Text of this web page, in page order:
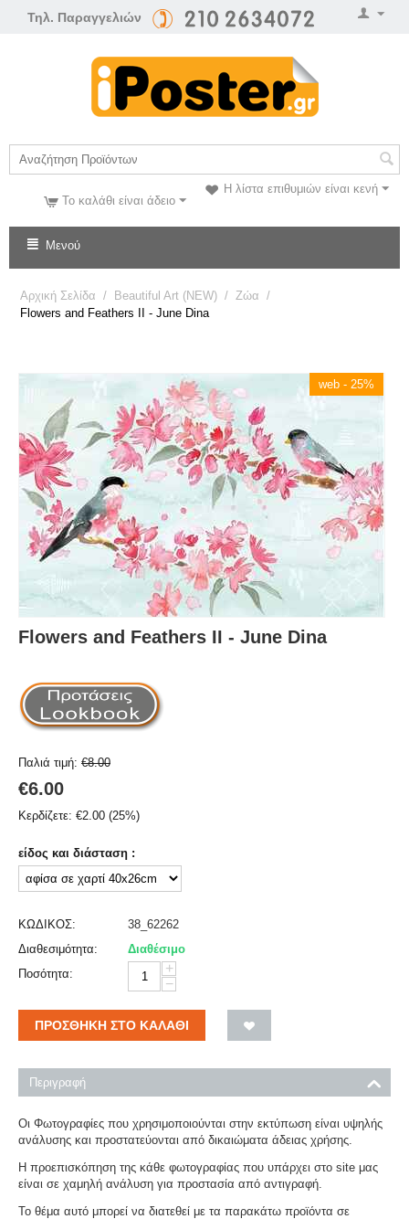
Τηλ. Παραγγελιών
Η λίστα επιθυμιών είναι κενή
Το καλάθι είναι άδειο
Μενού
Αρχική Σελίδα / Beautiful Art (NEW) / Ζώα /
Flowers and Feathers II - June Dina
web - 25%
Flowers and Feathers II - June Dina
Παλιά τιμή: €8.00
€6.00
Κερδίζετε: €2.00 (25%)
είδος και διάσταση :
ΚΩΔΙΚΟΣ:
38_62262
Διαθεσιμότητα:
Διαθέσιμο
Ποσότητα:
+
−
ΠΡΟΣΘΉΚΗ ΣΤΟ ΚΑΛΆΘΙ
Περιγραφή
Οι Φωτογραφίες που χρησιμοποιούνται στην εκτύπωση είναι υψηλής
ανάλυσης και προστατεύονται από δικαιώματα άδειας χρήσης.
Η προεπισκόπηση της κάθε φωτογραφίας που υπάρχει στο site μας
είναι σε χαμηλή ανάλυση για προστασία από αντιγραφή.
Το θέμα αυτό μπορεί να διατεθεί με τα παρακάτω προϊόντα σε